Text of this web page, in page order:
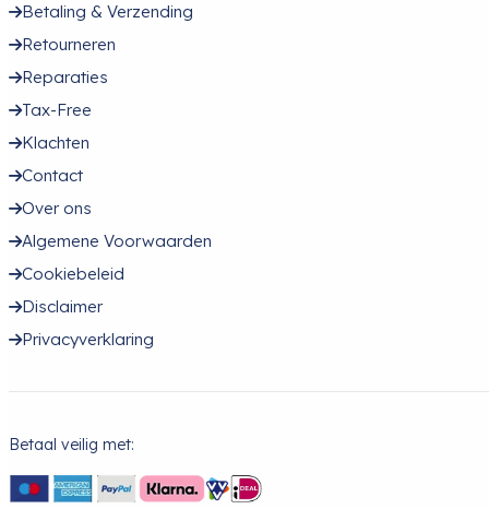
Betaling & Verzending
Retourneren
Reparaties
Tax-Free
Klachten
Contact
Over ons
Algemene Voorwaarden
Cookiebeleid
Disclaimer
Privacyverklaring
Betaal veilig met: